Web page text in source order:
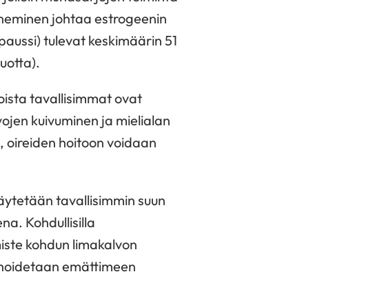
johtaa estrogeenin
tulevat keskimäärin 51
tavallisimmat ovat
kuivuminen ja mielialan
hoitoon voidaan
tavallisimmin suun
Kohdullisilla
kohdun limakalvon
emättimeen